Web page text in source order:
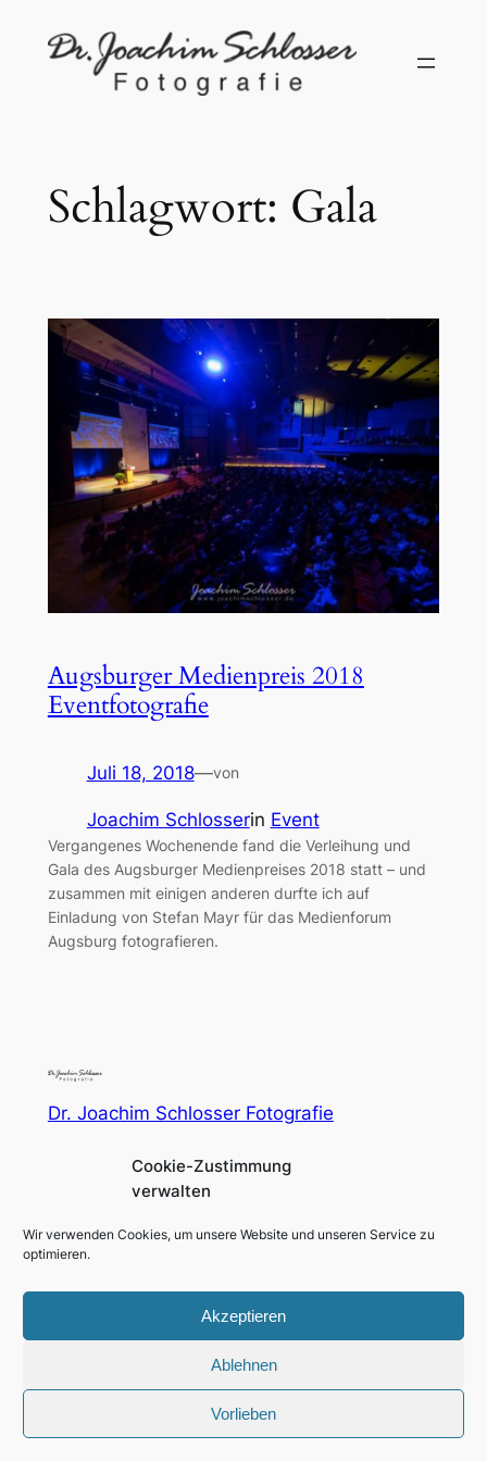
Cookie-Zustimmung
verwalten
Wir verwenden Cookies, um unsere Website und unseren Service zu
optimieren.
Akzeptieren
Ablehnen
Vorlieben
Inhalt
Schlagwort: Gala
Augsburger Medienpreis 2018
Eventfotografie
Juli 18, 2018—von
Joachim Schlosserin Event
Vergangenes Wochenende fand die Verleihung und
Gala des Augsburger Medienpreises 2018 statt – und
zusammen mit einigen anderen durfte ich auf
Einladung von Stefan Mayr für das Medienforum
Augsburg fotografieren.
Dr. Joachim Schlosser Fotografie
Fotografie für Menschen in und um Augsburg und
Impressum
Datenschutzerklärung
Facebook
Gestaltet mitWordPress